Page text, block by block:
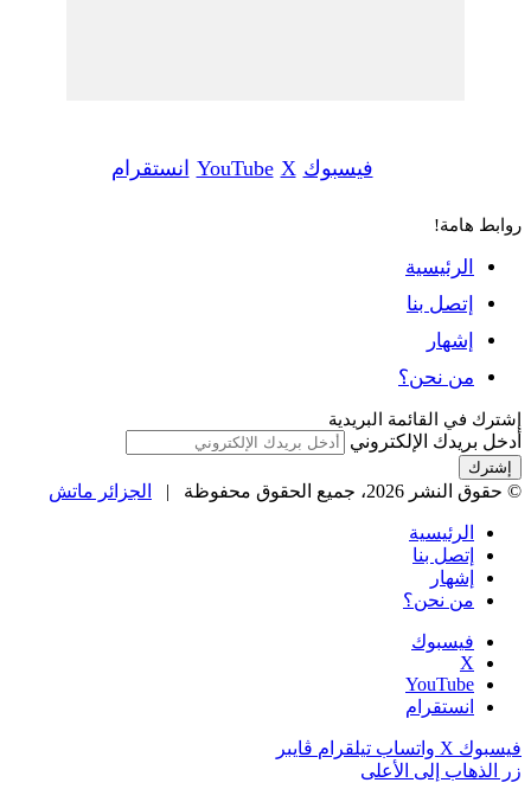
فيسبوك ‫X
‫YouTube انستقرام
هامة!
الرئيسية
إتصل بنا
إشهار
من نحن؟
في القائمة البريدية
بريدك الإلكتروني
النشر 2026، جميع الحقوق محفوظة | الجزائر ماتش
الرئيسية
إتصل بنا
إشهار
من نحن؟
فيسبوك
‫X
‫YouTube
انستقرام
‫X واتساب تيلقرام
ڤايبر
الذهاب إلى الأعلى